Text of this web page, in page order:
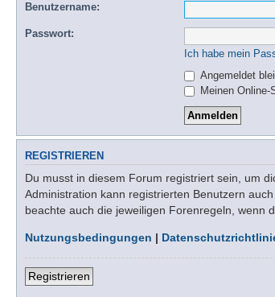
Benutzername:
Passwort:
Ich habe mein
Angemeldet
Meinen
REGISTRIEREN
Du musst in diesem Forum registriert sein, um
Administration kann registrierten Benutzern
beachte auch die jeweiligen Forenregeln, wenn
Nutzungsbedingungen |
Registrieren